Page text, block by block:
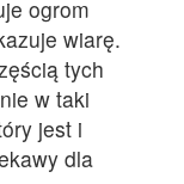
ogrom
wiarę.
tych
w taki
jest i
dla